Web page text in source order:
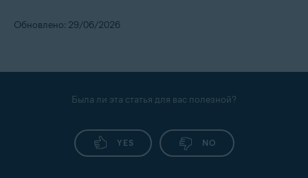
Обновлено: 29/06/2026
Была ли эта статья для вас полезной?
YES NO